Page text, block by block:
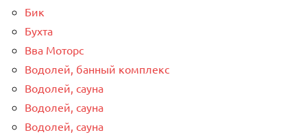
Бик
Бухта
Вва Моторс
Водолей, банный комплекс
Водолей, сауна
Водолей, сауна
Водолей, сауна